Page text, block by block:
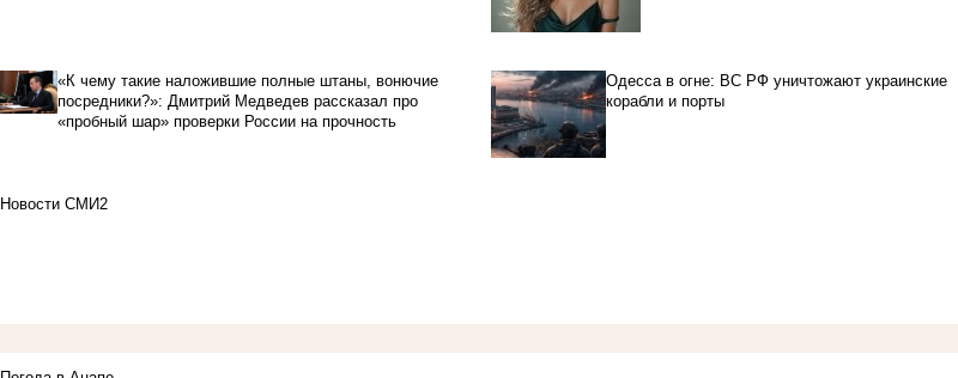
«К чему такие наложившие полные штаны, вонючие
посредники?»: Дмитрий Медведев рассказал про
«пробный шар» проверки России на прочность
Одесса в огне: ВС РФ уничтожают украинские
корабли и порты
Новости СМИ2